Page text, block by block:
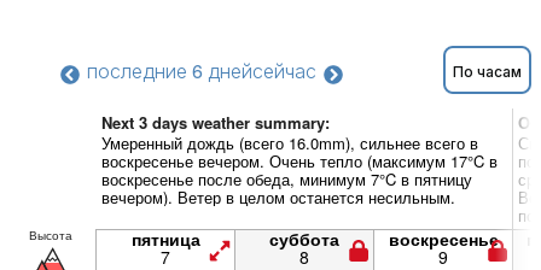
последние 6 днейсейчас По часам
Next 3 days weather summary:
Умеренный дождь (всего 16.0mm), сильнее всего в
воскресенье вечером. Очень тепло (максимум 17°C в
воскресенье после обеда, минимум 7°C в пятницу
вечером). Ветер в целом останется несильным.
Высота пятница
7
суббота
8
воскресенье
9